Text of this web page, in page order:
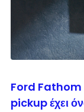
Ford Fathom
pickup έχει